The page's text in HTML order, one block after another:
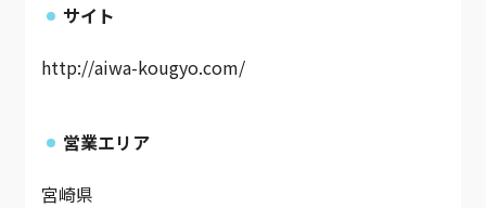
サイト
http://aiwa-kougyo.com/
営業エリア
宮崎県